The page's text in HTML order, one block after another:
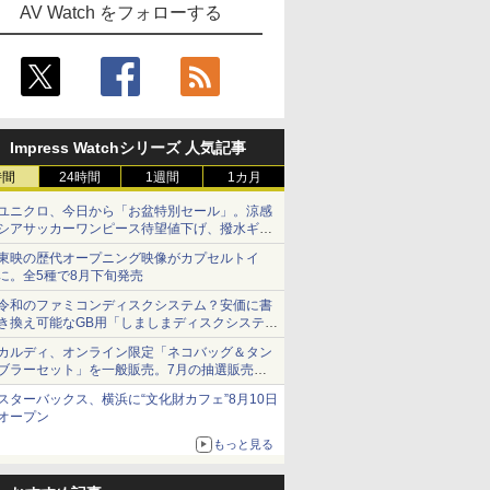
AV Watch をフォローする
Impress Watchシリーズ 人気記事
24時間 1週間 1カ月
ニクロ、今日から「お盆特別セール」。涼感
アサッカーワンピース待望値下げ、撥水ギア
ョーツは1990円に
映の歴代オープニング映像がカプセルトイ
。全5種で8月下旬発売
和のファミコンディスクシステム？安価に書
換え可能なGB用「しましまディスクシステ
」
ルディ、オンライン限定「ネコバッグ＆タン
ラーセット」を一般販売。7月の抽選販売の
選無効分
ターバックス、横浜に“文化財カフェ”8月10日
ープン
もっと見る